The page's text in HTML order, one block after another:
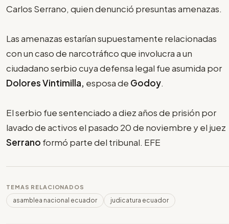
Carlos Serrano, quien denunció presuntas amenazas.
Las amenazas estarían supuestamente relacionadas
con un caso de narcotráfico que involucra a un
ciudadano serbio cuya defensa legal fue asumida por
Dolores Vintimilla, esposa de Godoy.
El serbio fue sentenciado a diez años de prisión por
lavado de activos el pasado 20 de noviembre y el juez
Serrano formó parte del tribunal. EFE
TEMAS RELACIONADOS
asamblea nacional ecuador judicatura ecuador